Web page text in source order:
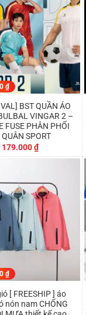
₫
BST QUẦN ÁO
VINGAR 2 –
FUSE PHÂN PHỐI
SPORT
Giá
179.000₫Giá
hiện
₫
[ FREESHIP ] áo
nón nam CHỐNG